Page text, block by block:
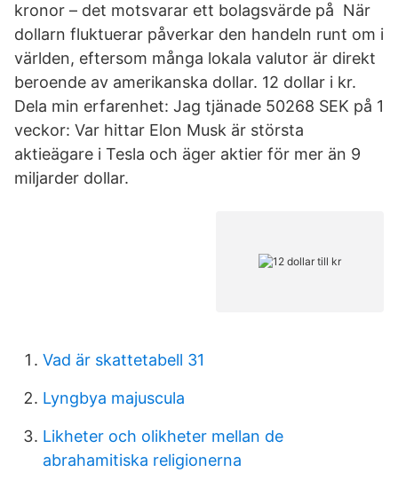
kronor – det motsvarar ett bolagsvärde på När
dollarn fluktuerar påverkar den handeln runt om i
världen, eftersom många lokala valutor är direkt
beroende av amerikanska dollar. 12 dollar i kr.
Dela min erfarenhet: Jag tjänade 50268 SEK på 1
veckor: Var hittar Elon Musk är största
aktieägare i Tesla och äger aktier för mer än 9
miljarder dollar.
Vad är skattetabell 31
Lyngbya majuscula
Likheter och olikheter mellan de
abrahamitiska religionerna